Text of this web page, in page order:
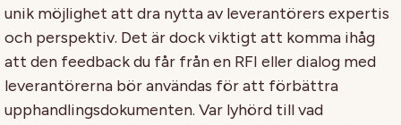
unik möjlighet att dra nytta av leverantörers expertis
och perspektiv. Det är dock viktigt att komma ihåg
att den feedback du får från en RFI eller dialog med
leverantörerna bör användas för att förbättra
upphandlingsdokumenten. Var lyhörd till vad